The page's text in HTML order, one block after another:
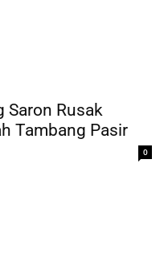
Saron Rusak
Tambang Pasir
0